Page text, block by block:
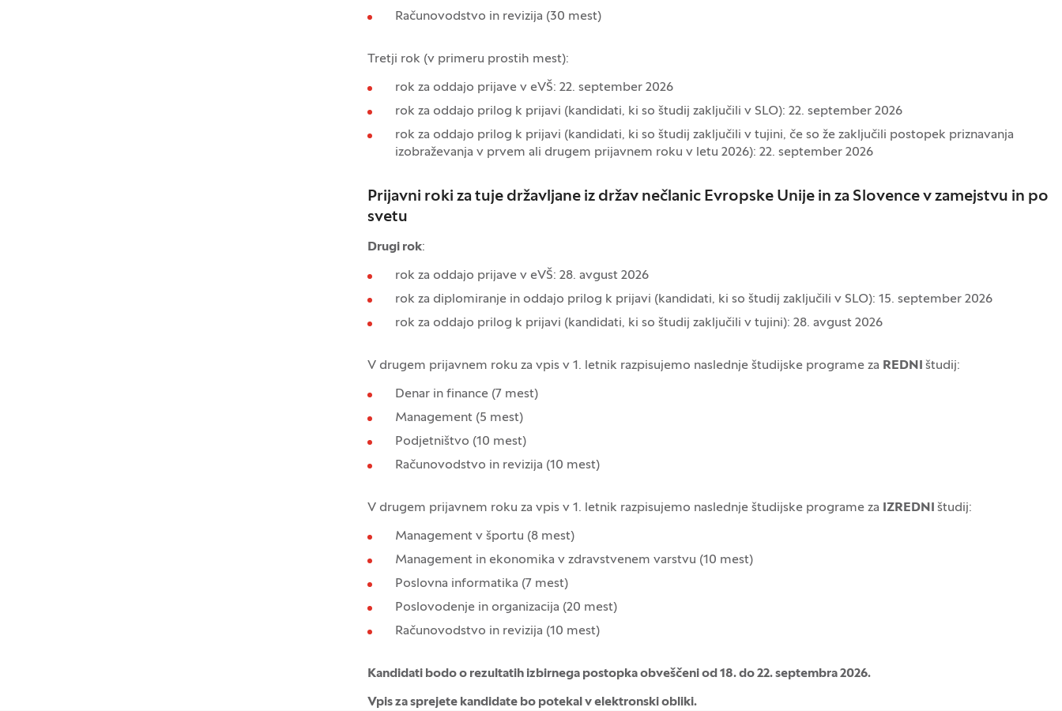
Računovodstvo in revizija (30 mest)
Tretji rok (v primeru prostih mest):
rok za oddajo prijave v eVŠ: 22. september 2026
rok za oddajo prilog k prijavi (kandidati, ki so študij zaključili v SLO): 22. september 2026
rok za oddajo prilog k prijavi (kandidati, ki so študij zaključili v tujini, če so že zaključili postopek priznavanja
izobraževanja v prvem ali drugem prijavnem roku v letu 2026): 22. september 2026
Prijavni roki za tuje državljane iz držav nečlanic Evropske Unije in za Slovence v zamejstvu in po
svetu
Drugi rok:
rok za oddajo prijave v eVŠ: 28. avgust 2026
rok za diplomiranje in oddajo prilog k prijavi (kandidati, ki so študij zaključili v SLO): 15. september 2026
rok za oddajo prilog k prijavi (kandidati, ki so študij zaključili v tujini): 28. avgust 2026
V drugem prijavnem roku za vpis v 1. letnik razpisujemo naslednje študijske programe za REDNI študij:
Denar in finance (7 mest)
Management (5 mest)
Podjetništvo (10 mest)
Računovodstvo in revizija (10 mest)
V drugem prijavnem roku za vpis v 1. letnik razpisujemo naslednje študijske programe za IZREDNI študij:
Management v športu (8 mest)
Management in ekonomika v zdravstvenem varstvu (10 mest)
Poslovna informatika (7 mest)
Poslovodenje in organizacija (20 mest)
Računovodstvo in revizija (10 mest)
Kandidati bodo o rezultatih izbirnega postopka obveščeni od 18. do 22. septembra 2026.
Vpis za sprejete kandidate bo potekal v elektronski obliki.